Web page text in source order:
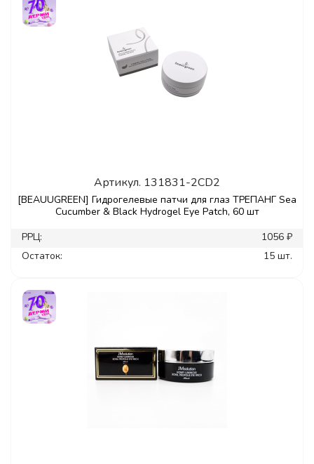
Артикул. 131831-2CD2
[BEAUUGREEN] Гидрогелевые патчи для глаз ТРЕПАНГ Sea
Cucumber & Black Hydrogel Eye Patch, 60 шт
РРЦ:
1056 ₽
Остаток:
15 шт.